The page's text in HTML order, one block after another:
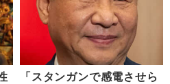
「スタンガンで感電させら